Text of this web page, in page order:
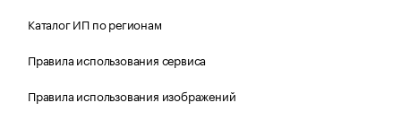
Каталог ИП по регионам
Правила использования сервиса
Правила использования изображений